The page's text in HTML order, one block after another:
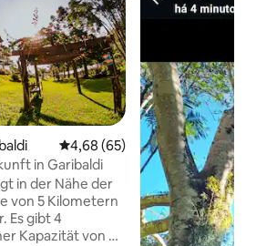
Durchschnittliche Bewertung:
4,68 (65)
in Garibaldi
in der Nähe der
von 5 Kilometern
Es gibt 4
Kapazität von 6